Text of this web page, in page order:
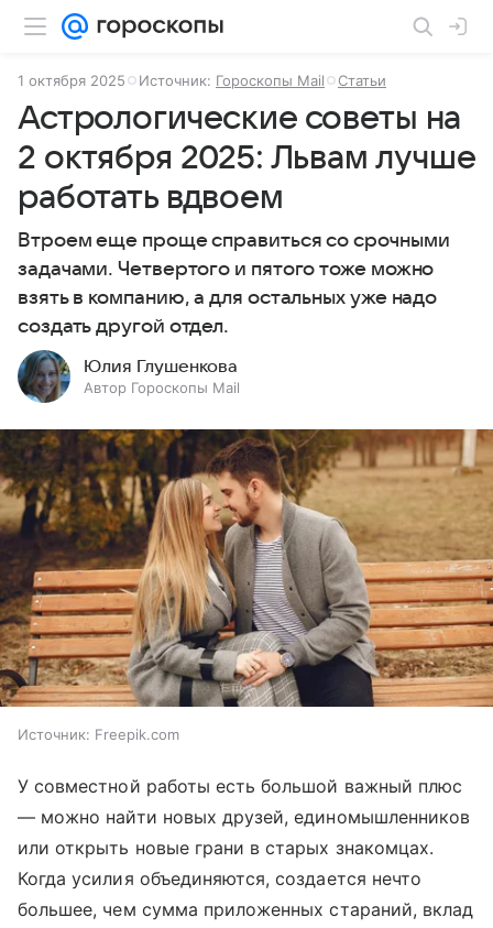
1 октября 2025 Источник: Гороскопы Mail Статьи
Астрологические советы на
2 октября 2025: Львам лучше
работать вдвоем
Втроем еще проще справиться со срочными
задачами. Четвертого и пятого тоже можно
взять в компанию, а для остальных уже надо
создать другой отдел.
Юлия Глушенкова
Автор Гороскопы Mail
Источник: Freepik.com
У совместной работы есть большой важный плюс
— можно найти новых друзей, единомышленников
или открыть новые грани в старых знакомцах.
Когда усилия объединяются, создается нечто
большее, чем сумма приложенных стараний, вклад